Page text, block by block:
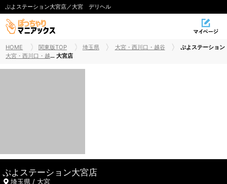
ぷよステーション大宮店／大宮 デリヘル
HOME 関東版TOP 埼玉県
大宮・西川口・越谷
大宮・西川口・越谷ぽっちゃりデリヘル
ぷよステーション
大宮店
ぷよステーション大宮店
埼玉県 / 大宮